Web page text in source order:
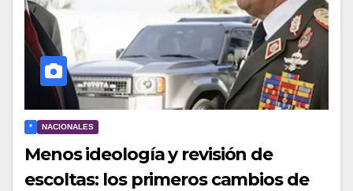
* NACIONALES
Menos ideología y revisión de
escoltas: los primeros cambios de